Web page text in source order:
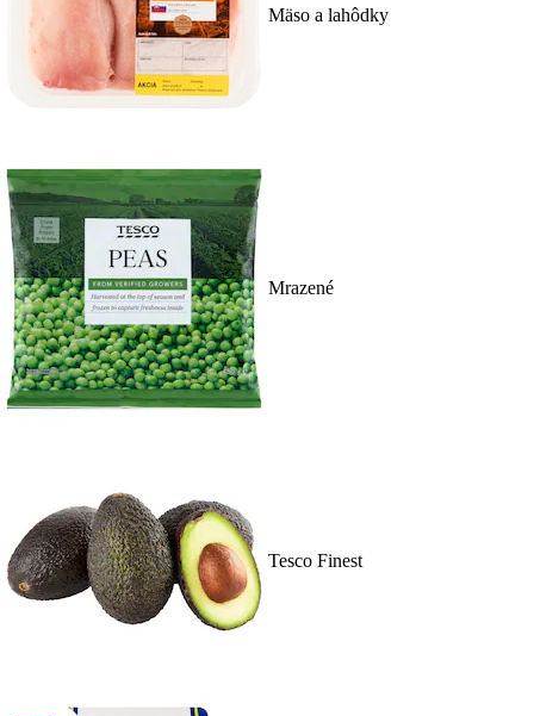
Mäso a lahôdky
Mrazené
Tesco Finest